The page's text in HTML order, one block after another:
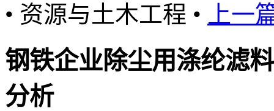
• 资源与土木工程 •
上一
钢铁企业除尘用涤纶滤
分析